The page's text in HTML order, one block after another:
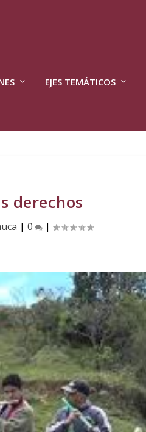
EJES TEMÁTICOS
derechos
|0 |